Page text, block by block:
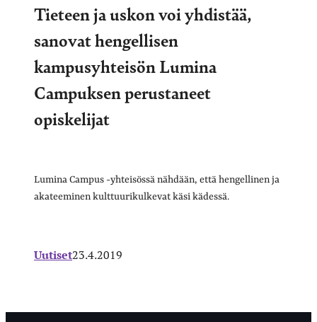
Tieteen ja uskon voi yhdistää,
sanovat hengellisen
kampusyhteisön Lumina
Campuksen perustaneet
opiskelijat
Lumina Campus -yhteisössä nähdään, että hengellinen ja
akateeminen kulttuurikulkevat käsi kädessä.
Uutiset23.4.2019